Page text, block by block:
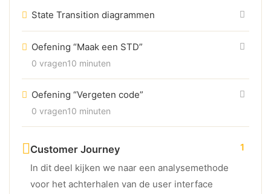
State Transition diagrammen
Oefening “Maak een STD”
10 minuten
0 vragen
Oefening “Vergeten code”
10 minuten
0 vragen
Customer Journey
In dit deel kijken we naar een analysemethode
voor het achterhalen van de user interface
1